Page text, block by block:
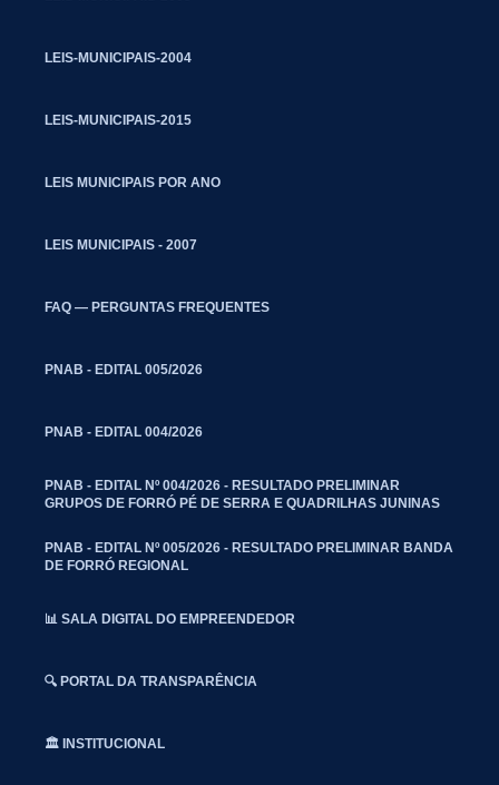
LEIS-MUNICIPAIS-2004
LEIS-MUNICIPAIS-2015
LEIS MUNICIPAIS POR ANO
LEIS MUNICIPAIS - 2007
FAQ — PERGUNTAS FREQUENTES
PNAB - EDITAL 005/2026
PNAB - EDITAL 004/2026
PNAB - EDITAL Nº 004/2026 - RESULTADO PRELIMINAR
GRUPOS DE FORRÓ PÉ DE SERRA E QUADRILHAS JUNINAS
PNAB - EDITAL Nº 005/2026 - RESULTADO PRELIMINAR BANDA
DE FORRÓ REGIONAL
📊 SALA DIGITAL DO EMPREENDEDOR
🔍 PORTAL DA TRANSPARÊNCIA
🏛️ INSTITUCIONAL